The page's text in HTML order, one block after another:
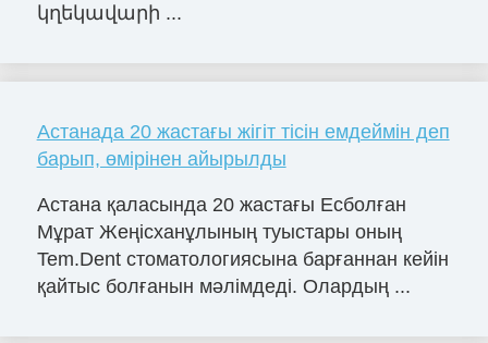
կղեկավարի ...
Астанада 20 жастағы жігіт тісін емдеймін деп
барып, өмірінен айырылды
Астана қаласында 20 жастағы Есболған
Мұрат Жеңісханұлының туыстары оның
Tem.Dent стоматологиясына барғаннан кейін
қайтыс болғанын мәлімдеді. Олардың ...